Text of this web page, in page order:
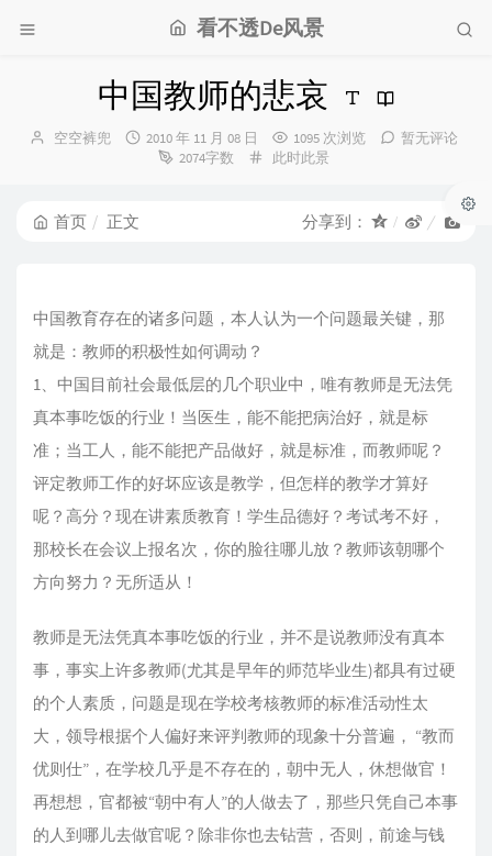
看不透De风景
中国教师的悲哀
博
空空裤兜
发
布
2010 年 11 月 08 日 1095 次浏览
暂无评论
2074字数
分
此时此景
首页 正文 分享到：
中国教育存在的诸多问题，本人认为一个问题最关键，那
就是：教师的积极性如何调动？
1、中国目前社会最低层的几个职业中，唯有教师是无法凭
真本事吃饭的行业！当医生，能不能把病治好，就是标
准；当工人，能不能把产品做好，就是标准，而教师呢？
评定教师工作的好坏应该是教学，但怎样的教学才算好
呢？高分？现在讲素质教育！学生品德好？考试考不好，
那校长在会议上报名次，你的脸往哪儿放？教师该朝哪个
方向努力？无所适从！
教师是无法凭真本事吃饭的行业，并不是说教师没有真本
事，事实上许多教师(尤其是早年的师范毕业生)都具有过硬
的个人素质，问题是现在学校考核教师的标准活动性太
大，领导根据个人偏好来评判教师的现象十分普遍， “教而
优则仕”，在学校几乎是不存在的，朝中无人，休想做官！
再想想，官都被“朝中有人”的人做去了，那些只凭自己本事
的人到哪儿去做官呢？除非你也去钻营，否则，前途与钱